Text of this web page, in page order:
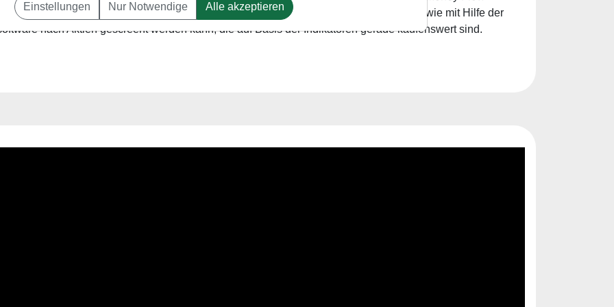
Flow-Index (MFI) vor. Er erläutert die Philosophie dieser Indikatoren und zeigt dann wie mit Hilfe der
nach Aktien gescreent werden kann, die auf Basis der Indikatoren gerade kaufenswert sind.
Einstellungen Nur Notwendige Alle akzeptieren